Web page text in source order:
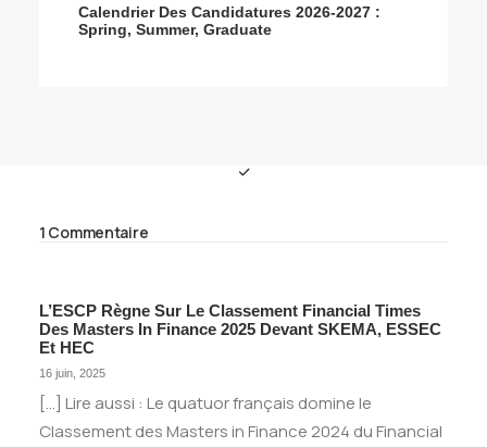
Calendrier Des Candidatures 2026-2027 :
Spring, Summer, Graduate
1 Commentaire
L’ESCP Règne Sur Le Classement Financial Times
Des Masters In Finance 2025 Devant SKEMA, ESSEC
Et HEC
16 juin, 2025
[…] Lire aussi : Le quatuor français domine le
Classement des Masters in Finance 2024 du Financial